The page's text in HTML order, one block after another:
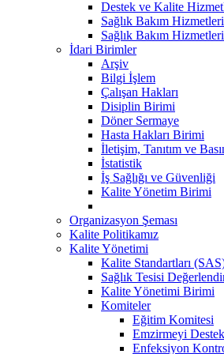
Destek ve Kalite
Sağlık Bakım
Sağlık Bakım
İdari Birimler
Arşiv
Bilgi İşlem
Çalışan Hakları
Disiplin Birimi
Döner Sermaye
Hasta Hakları Birimi
İletişim, Tanıtım ve
İstatistik
İş Sağlığı ve Güvenliği
Kalite Yönetim Birimi
Organizasyon Şeması
Kalite Politikamız
Kalite Yönetimi
Kalite Standartları
Sağlık Tesisi
Kalite Yönetimi Birimi
Komiteler
Eğitim Komitesi
Emzirmeyi
Enfeksiyon